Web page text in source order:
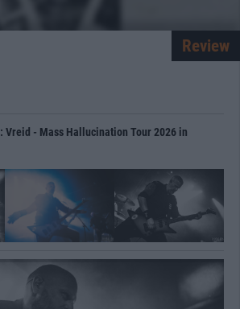
Review
Vreid - Mass Hallucination Tour 2026 in